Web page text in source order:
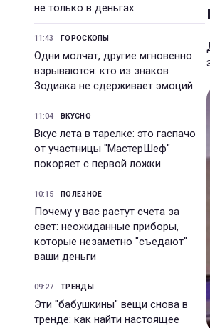
не только в деньгах
11:43 ГОРОСКОПЫ
Одни молчат, другие мгновенно
взрываются: кто из знаков
Зодиака не сдерживает эмоций
11:04 ВКУСНО
Вкус лета в тарелке: это гаспачо
от участницы "МастерШеф"
покоряет с первой ложки
10:15 ПОЛЕЗНОЕ
Почему у вас растут счета за
свет: неожиданные приборы,
которые незаметно "съедают"
ваши деньги
09:27 ТРЕНДЫ
Эти "бабушкины" вещи снова в
тренде: как найти настоящее